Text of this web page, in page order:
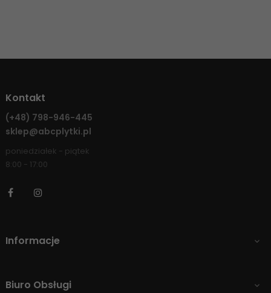
Kontakt
(+48) 798-946-445
sklep@abcplytki.pl
poniedziałek - piątek
8:00 - 17:00
Facebook
Informacje 
Biuro Obsługi 